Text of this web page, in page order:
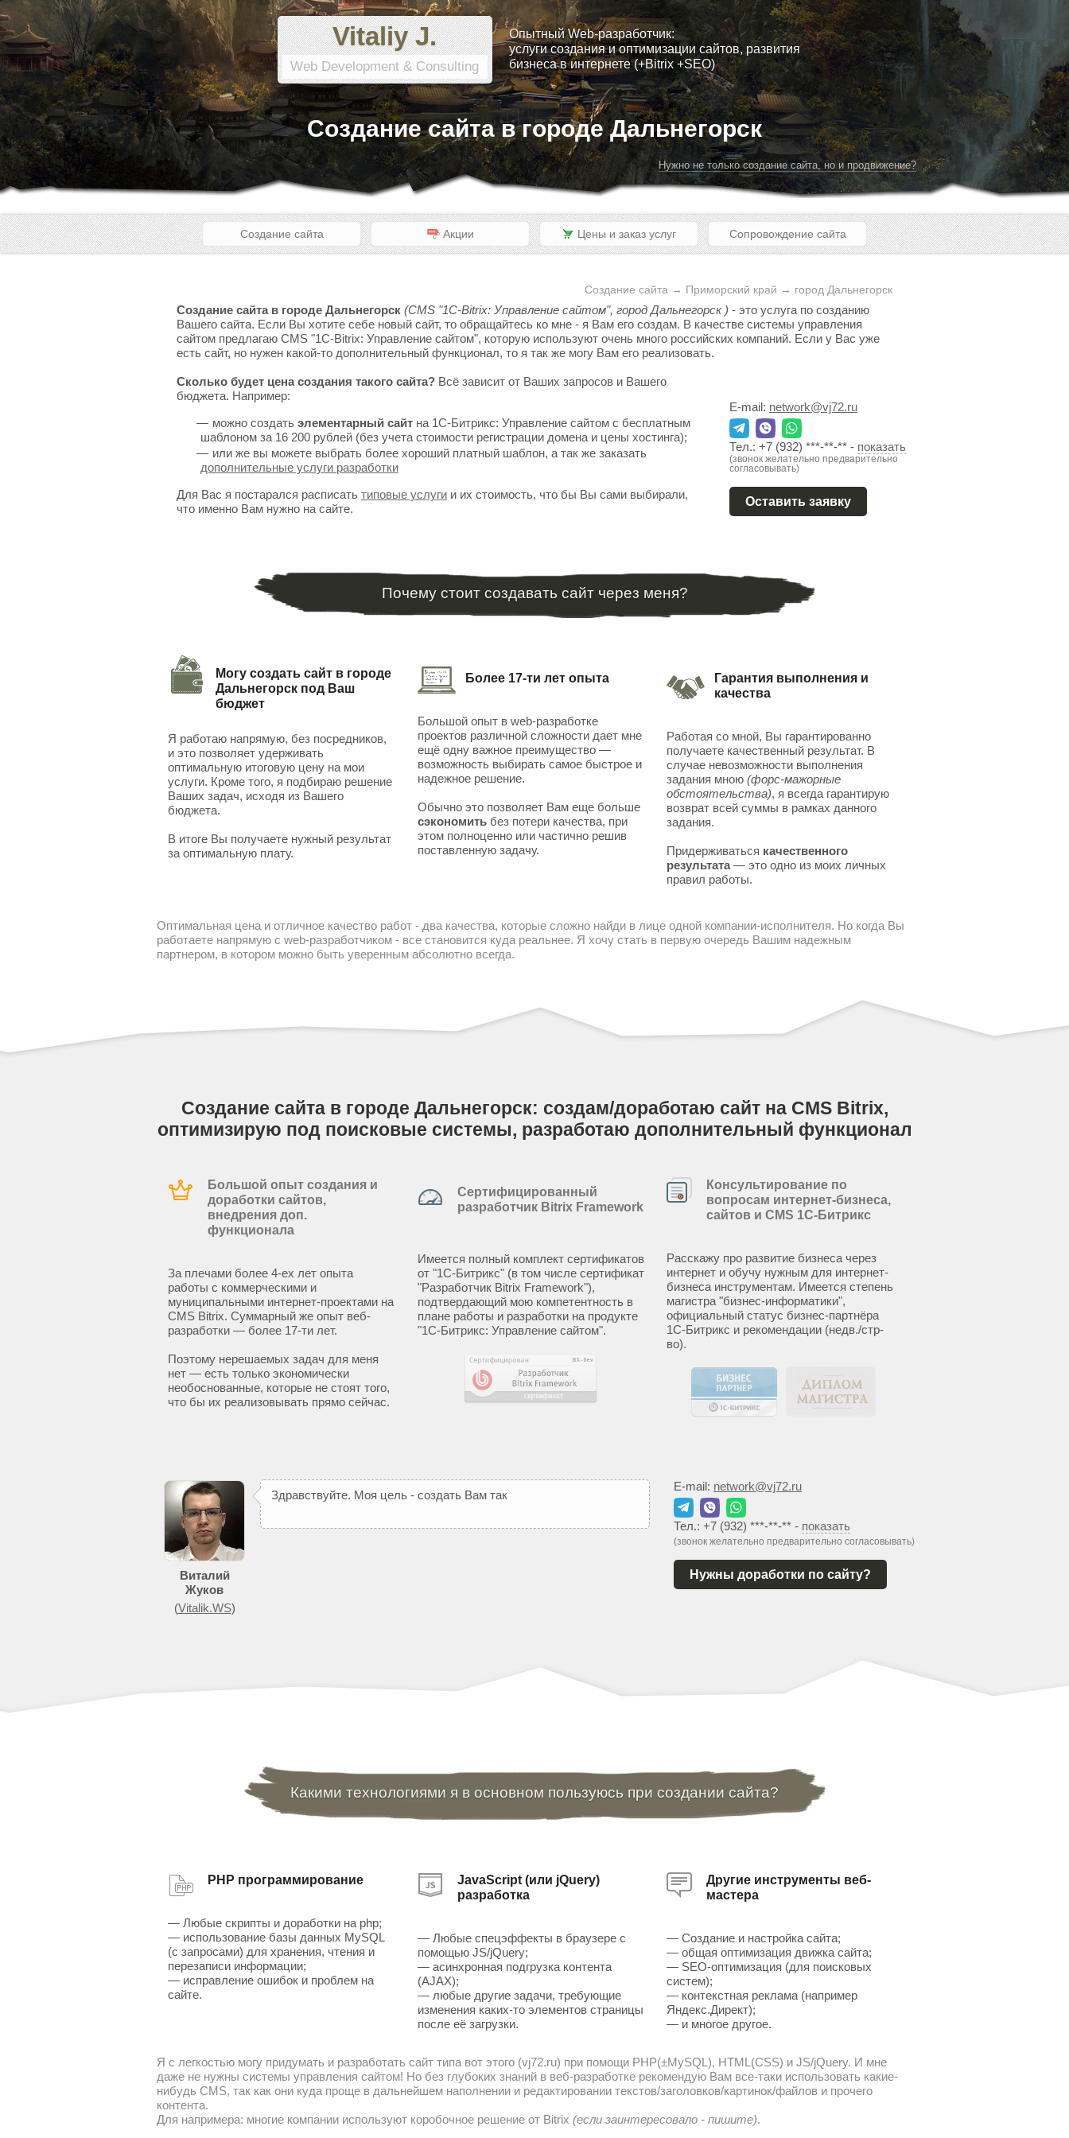
Vitaliy J.
Web Development & Consulting
Опытный Web-разработчик:
услуги создания и оптимизации сайтов, развития
бизнеса в интернете (+Bitrix +SEO)
Создание сайта в городе Дальнегорск
Нужно не только создание сайта, но и продвижение?
Создание сайта Акции Цены и заказ услуг Сопровождение сайта
Создание сайта → Приморский край → город Дальнегорск
Создание сайта в городе Дальнегорск (CMS "1C-Bitrix: Управление сайтом", город Дальнегорск ) - это услуга по созданию
Вашего сайта. Если Вы хотите себе новый сайт, то обращайтесь ко мне - я Вам его создам. В качестве системы управления
сайтом предлагаю CMS "1C-Bitrix: Управление сайтом", которую используют очень много российских компаний. Если у Вас уже
есть сайт, но нужен какой-то дополнительный функционал, то я так же могу Вам его реализовать.
Сколько будет цена создания такого сайта? Всё зависит от Ваших запросов и Вашего
бюджета. Например:
можно создать элементарный сайт на 1С-Битрикс: Управление сайтом с бесплатным
шаблоном за 16 200 рублей (без учета стоимости регистрации домена и цены хостинга);
или же вы можете выбрать более хороший платный шаблон, а так же заказать
дополнительные услуги разработки
Для Вас я постарался расписать типовые услуги и их стоимость, что бы Вы сами выбирали,
что именно Вам нужно на сайте.
E-mail: network@vj72.ru
Тел.: +7 (932) ***-**-** - показать
(звонок желательно предварительно
согласовывать)
Оставить заявку
Почему стоит создавать сайт через меня?
Могу создать сайт в городе
Дальнегорск под Ваш
бюджет
Я работаю напрямую, без посредников,
и это позволяет удерживать
оптимальную итоговую цену на мои
услуги. Кроме того, я подбираю решение
Ваших задач, исходя из Вашего
бюджета.
В итоге Вы получаете нужный результат
за оптимальную плату.
Более 17-ти лет опыта
Большой опыт в web-разработке
проектов различной сложности дает мне
ещё одну важное преимущество —
возможность выбирать самое быстрое и
надежное решение.
Обычно это позволяет Вам еще больше
сэкономитьбез потери качества, при
этом полноценно или частично решив
поставленную задачу.
Гарантия выполнения и
качества
Работая со мной, Вы гарантированно
получаете качественный результат. В
случае невозможности выполнения
задания мною(форс-мажорные
обстоятельства), я всегда гарантирую
возврат всей суммы в рамках данного
задания.
Придерживаться качественного
результата— это одно из моих личных
правил работы.
Оптимальная цена и отличное качество работ - два качества, которые сложно найди в лице одной компании-исполнителя. Но когда Вы
работаете напрямую с web-разработчиком - все становится куда реальнее. Я хочу стать в первую очередь Вашим надежным
партнером, в котором можно быть уверенным абсолютно всегда.
Создание сайта в городе Дальнегорск: создам/доработаю сайт на CMS Bitrix,
оптимизирую под поисковые системы, разработаю дополнительный функционал
Большой опыт создания и
доработки сайтов,
внедрения доп.
функционала
За плечами более 4-ех лет опыта
работы с коммерческими и
муниципальными интернет-проектами на
CMS Bitrix. Суммарный же опыт веб-
разработки — более 17-ти лет.
Поэтому нерешаемых задач для меня
нет — есть только экономически
необоснованные, которые не стоят того,
что бы их реализовывать прямо сейчас.
Сертифицированный
разработчик Bitrix Framework
Имеется полный комплект сертификатов
от "1С-Битрикс" (в том числе сертификат
"Разработчик Bitrix Framework"),
подтвердающий мою компетентность в
плане работы и разработки на продукте
"1С-Битрикс: Управление сайтом".
Консультирование по
вопросам интернет-бизнеса,
сайтов и CMS 1С-Битрикс
Расскажу про развитие бизнеса через
интернет и обучу нужным для интернет-
бизнеса инструментам. Имеется степень
магистра "бизнес-информатики",
официальный статус бизнес-партнёра
1С-Битрикс и рекомендации (недв./стр-
во).
Виталий
Жуков
(Vitalik.WS)
Здравствуйте. Моя цель - создать Вам так
E-mail: network@vj72.ru
Тел.: +7 (932) ***-**-** - показать
(звонок желательно предварительно согласовывать)
Нужны доработки по сайту?
Какими технологиями я в основном пользуюсь при создании сайта?
PHP программирование
— Любые скрипты и доработки на php;
— использование базы данных MySQL
(с запросами) для хранения, чтения и
перезаписи информации;
— исправление ошибок и проблем на
сайте.
JavaScript (или jQuery)
разработка
— Любые спецэффекты в браузере с
помощью JS/jQuery;
— асинхронная подгрузка контента
(AJAX);
— любые другие задачи, требующие
изменения каких-то элементов страницы
после её загрузки.
Другие инструменты веб-
мастера
— Создание и настройка сайта;
— общая оптимизация движка сайта;
— SEO-оптимизация (для поисковых
систем);
— контекстная реклама (например
Яндекс.Директ);
— и многое другое.
Я с легкостью могу придумать и разработать сайт типа вот этого (vj72.ru) при помощи PHP(±MySQL), HTML(CSS) и JS/jQuery. И мне
даже не нужны системы управления сайтом! Но без глубоких знаний в веб-разработке рекомендую Вам все-таки использовать какие-
нибудь CMS, так как они куда проще в дальнейшем наполнении и редактировании текстов/заголовков/картинок/файлов и прочего
контента.
Для напримера: многие компании используют коробочное решение от Bitrix (если заинтересовало - пишите).